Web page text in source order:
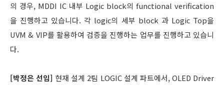
의 경우, MDDI IC 내부 Logic block의 functional verification
을 진행하고 있습니다. 각 logic의 세부 block 과 Logic Top을
UVM & VIP를 활용하여 검증을 진행하는 업무를 진행하고 있습니
다.
[박정은 선임] 현재 설계 2팀 LOGIC 설계 파트에서, OLED Driver